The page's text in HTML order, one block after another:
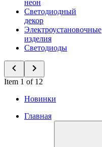
неон
Светодиодный
декор
Электроустановочные
изделия
Светодиоды
Item 1 of 12
Новинки
Главная